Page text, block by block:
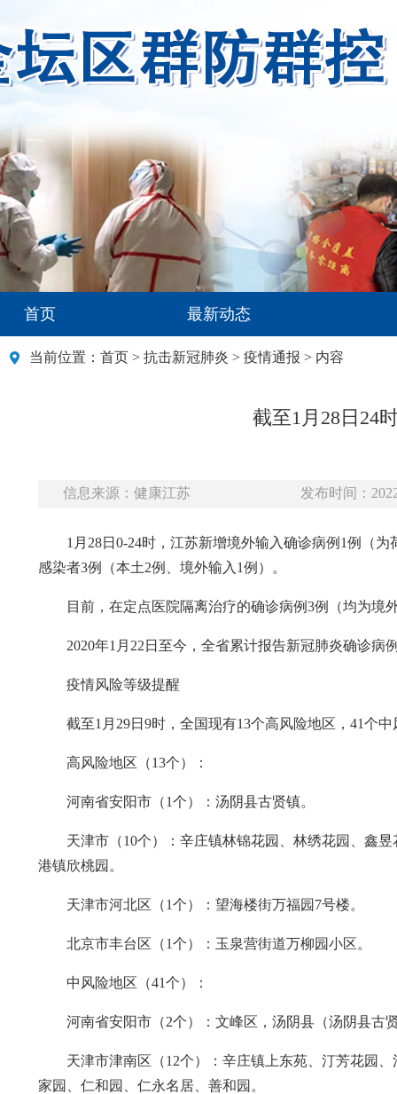
首页 最新动态
当前位置： 首页 > 抗击新冠肺炎 > 疫情通报 > 内容
截至1月28日24
信息来源：健康江苏 发布时间：
1月28日0-24时，江苏新增境外输入确诊病例1例（
感染者3例（本土2例、境外输入1例）。
目前，在定点医院隔离治疗的确诊病例3例（均为
2020年1月22日至今，全省累计报告新冠肺炎确诊病
疫情风险等级提醒
截至1月29日9时，全国现有13个高风险地区，41个
高风险地区（13个）：
河南省安阳市（1个）：汤阴县古贤镇。
天津市（10个）：辛庄镇林锦花园、林绣花园、鑫
港镇欣桃园。
天津市河北区（1个）：望海楼街万福园7号楼。
北京市丰台区（1个）：玉泉营街道万柳园小区。
中风险地区（41个）：
河南省安阳市（2个）：文峰区，汤阴县（汤阴县古
天津市津南区（12个）：辛庄镇上东苑、汀芳花园
家园、仁和园、仁永名居、善和园。